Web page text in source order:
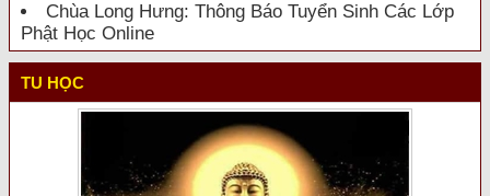
Chùa Long Hưng: Thông Báo Tuyển Sinh Các Lớp
Phật Học Online
TU HỌC